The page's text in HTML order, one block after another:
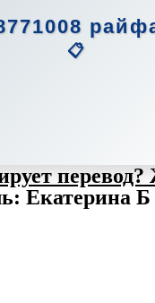
📋
перевод?
Екатерина Б